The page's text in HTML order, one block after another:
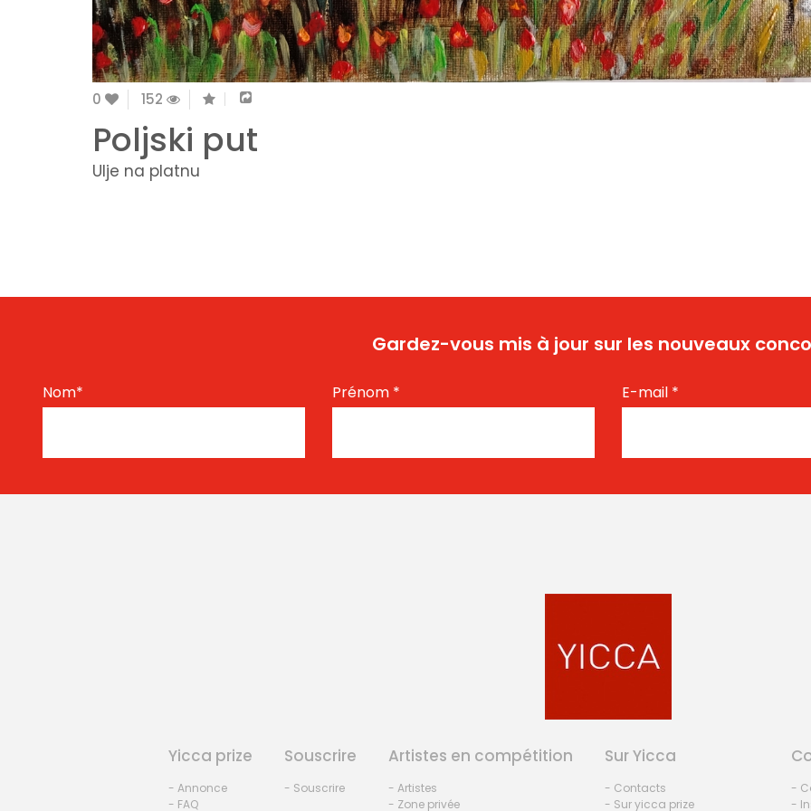
0 152
Poljski put
Ulje na platnu
Gardez-vous mis à jour sur les nouveaux
Nom* Prénom * E-mail *
Yicca prize
- Annonce
- FAQ
Souscrire
- Souscrire
Artistes en compétition
- Artistes
- Zone privée
Sur Yicca
- Contacts
- Sur yicca prize
-
-